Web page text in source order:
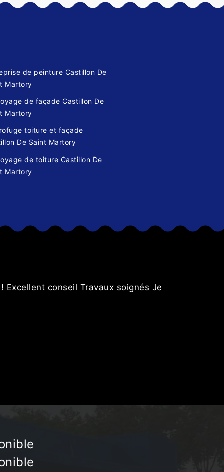
de peinture Castillon De
Martory
de façade Castillon De
Martory
toiture et façade
De Saint Martory
de toiture Castillon De
Martory
Excellent conseil Travaux soignés Je